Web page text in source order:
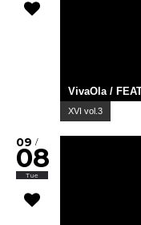
VivaOla /
XVI vol.3
09 /
08
Tue